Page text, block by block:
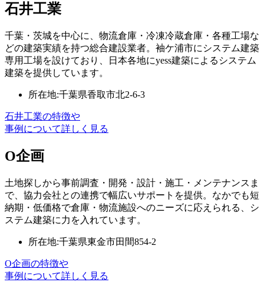
石井工業
千葉・茨城を中心に、物流倉庫・冷凍冷蔵倉庫・各種工場な
どの建築実績を持つ総合建設業者。袖ケ浦市にシステム建築
専用工場を設けており、日本各地にyess建築によるシステム
建築を提供しています。
所在地:千葉県香取市北2-6-3
石井工業の特徴や
事例について詳しく見る
O企画
土地探しから事前調査・開発・設計・施工・メンテナンスま
で、協力会社との連携で幅広いサポートを提供。なかでも短
納期・低価格で倉庫・物流施設へのニーズに応えられる、シ
ステム建築に力を入れています。
所在地:千葉県東金市田間854-2
O企画の特徴や
事例について詳しく見る